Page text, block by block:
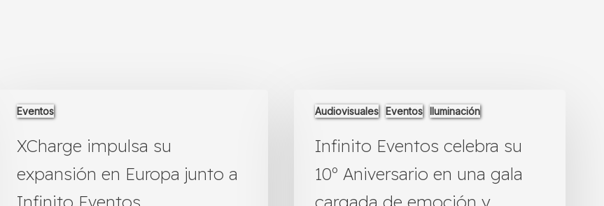
Eventos
impulsa
expansión
Europa
XCharge impulsa su
expansión en Europa junto a
Audiovisuales Eventos Iluminación
Eventos
Aniversario
Infinito Eventos celebra su
10º Aniversario en una gala